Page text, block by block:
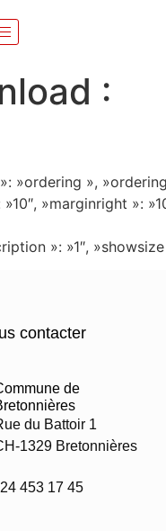
:
»ordering »,
»marginright »:
»: »1″,
contacter
de
du Battoir 1
1329 Bretonnières
453 17 45